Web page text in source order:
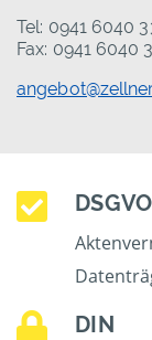
Tel: 0941 6040
Fax: 0941 6040
DSGVO
DIN